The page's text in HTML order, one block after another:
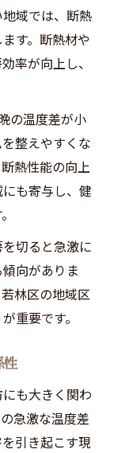
域では、断熱
す。断熱材や
率が向上し、
の温度差が小
整えやすくな
熱性能の向上
も寄与し、健
切ると急激に
向がありま
林区の地域区
重要です。
性
も大きく関わ
急激な温度差
引き起こす現